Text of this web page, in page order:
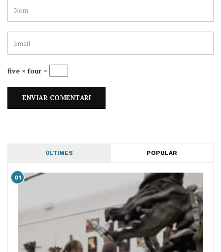
five × four =
ÚLTIMES POPULAR
01